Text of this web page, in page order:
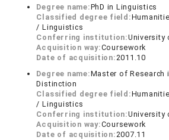
Degree name:PhD in Linguistics
Classified degree field:
/ Linguistics
Conferring institution:University
Acquisition way:Coursework
Date of acquisition:2011.10
Degree name:Master of Research
Distinction
Classified degree field:
/ Linguistics
Conferring institution:University
Acquisition way:Coursework
Date of acquisition:2007.11